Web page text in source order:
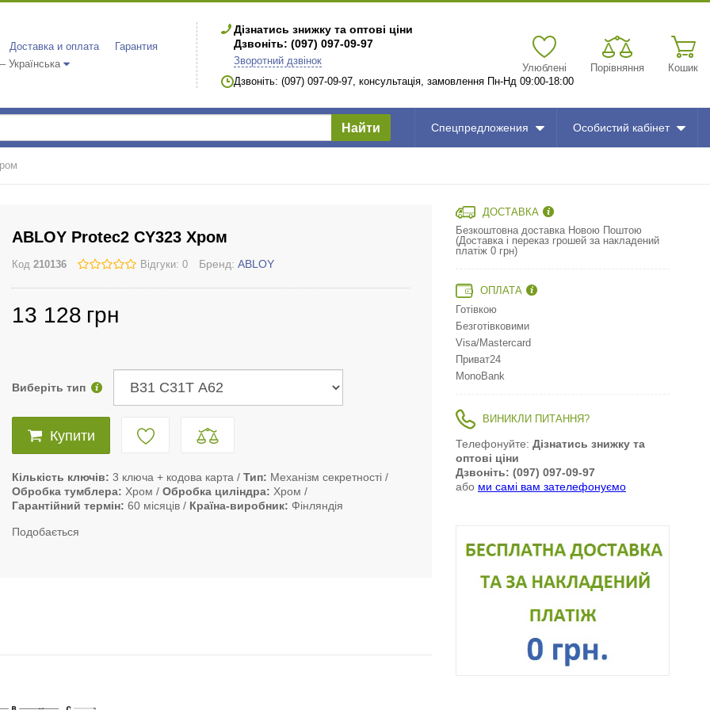
Доставка и оплата
Гарантия
Дізнатись знижку та оптові ціни
Дзвоніть: (097) 097-09-97
Зворотний дзвінок
Дзвоніть: (097) 097-09-97, консультація, замовлення Пн-Нд 09:00-18:00
Улюблені Порівняння Кошик
Найти Спецпредложения Особистий кабінет
ABLOY Protec2 CY323 Хром
Код 210136 Відгуки: 0 Бренд: ABLOY
13 128 грн
Виберіть тип
Купити
Кількість ключів 3 ключа + кодова карта Тип
Механізм секретності
Обробка тумблера Хром Обробка циліндра Хром
Гарантійний термін 60 місяців Країна-виробник Фінляндія
Подобається
ДОСТАВКА
Безкоштовна доставка Новою Поштою
(Доставка і переказ грошей за накладений
платіж 0 грн)
ОПЛАТА
Готівкою
Безготівковими
Visa/Mastercard
Приват24
MonoBank
ВИНИКЛИ ПИТАННЯ?
Телефонуйте: Дізнатись знижку та
оптові ціни
Дзвоніть: (097) 097-09-97
або ми самі вам зателефонуємо